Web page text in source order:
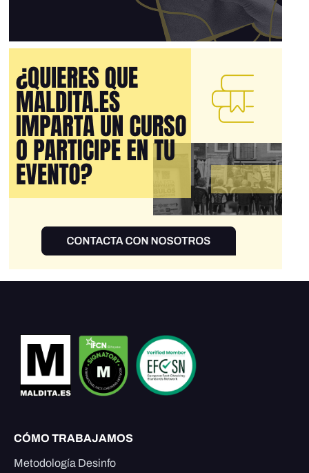
CÓMO TRABAJAMOS
Metodología Desinfo